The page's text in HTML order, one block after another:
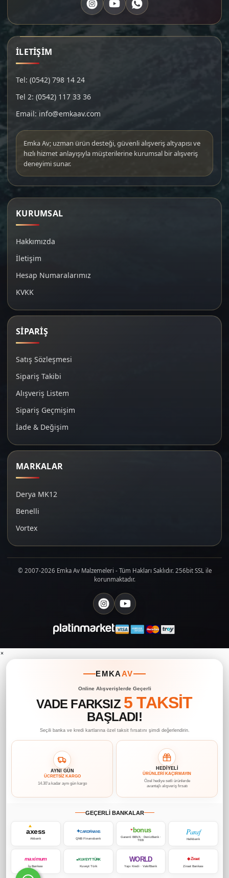
İLETİŞİM
Tel: (0542) 798 14 24
Tel 2: (0542) 117 33 36
Email: info@emkaav.com
Emka Av; uzman ürün desteği, güvenli alışveriş altyapısı ve
hızlı hizmet anlayışıyla müşterilerine kurumsal bir alışveriş
deneyimi sunar.
KURUMSAL
Hakkımızda
İletişim
Hesap Numaralarımız
KVKK
SİPARİŞ
Satış Sözleşmesi
Sipariş Takibi
Alışveriş Listem
Sipariş Geçmişim
İade & Değişim
MARKALAR
Derya MK12
Benelli
Vortex
© 2007-2026 Emka Av Malzemeleri - Tüm Hakları Saklıdır. 256bit SSL ile
korunmaktadır.
×
EMKAAV
Online Alışverişlerde Geçerli
VADE FARKSIZ 5 TAKSİT
BAŞLADI!
Seçili banka ve kredi kartlarına özel taksit fırsatını şimdi değerlendirin.
AYNI GÜN
ÜCRETSİZ KARGO
14.30’a kadar aynı gün kargo
HEDİYELİ
ÜRÜNLERİ KAÇIRMAYIN
Özel hediye setli ürünlerde
avantajlı alışveriş fırsatı
GEÇERLİ BANKALAR
axess
Akbank
✦CARDFİNANS
QNB Finansbank
♥bonus
Garanti BBVA · DenizBank ·
TEB
Paraf
Halkbank
maximum
İş Bankası
● KUVEYT TÜRK
Kuveyt Türk
WORLD
Yapı Kredi · VakıfBank
◆ Ziraat
Ziraat Bankası